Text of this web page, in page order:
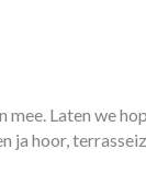
Laten we
ja hoor,